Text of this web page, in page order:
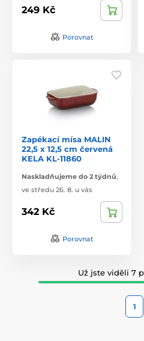
249 Kč
Porovnat
Zapékací mísa MALIN
22,5 x 12,5 cm červená
KELA KL-11860
Naskladňujeme do 2 týdnů,
ve středu 26. 8. u vás
342 Kč
Porovnat
Už jste viděli 7
1